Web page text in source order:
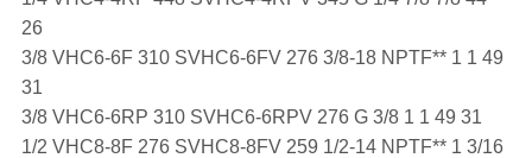
26
3/8 VHC6-6F 310 SVHC6-6FV 276 3/8-18 NPTF** 1 1 49
31
3/8 VHC6-6RP 310 SVHC6-6RPV 276 G 3/8 1 1 49 31
1/2 VHC8-8F 276 SVHC8-8FV 259 1/2-14 NPTF** 1 3/16